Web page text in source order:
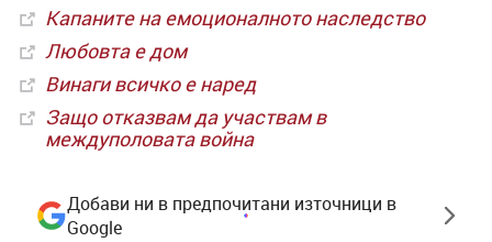
Капаните на емоционалното наследство
Любовта е дом
Винаги всичко е наред
Защо отказвам да участвам в
междуполовата война
Добави ни в предпочитани източници в
Google